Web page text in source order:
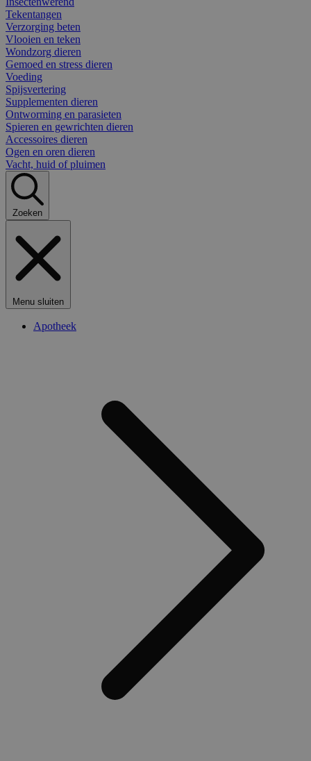
Tekentangen
Verzorging beten
Vlooien en teken
Wondzorg dieren
Gemoed en stress dieren
Voeding
Spijsvertering
Supplementen dieren
Ontworming en parasieten
Spieren en gewrichten dieren
Accessoires dieren
Ogen en oren dieren
Vacht, huid of pluimen
Zoeken
Menu sluiten
Apotheek